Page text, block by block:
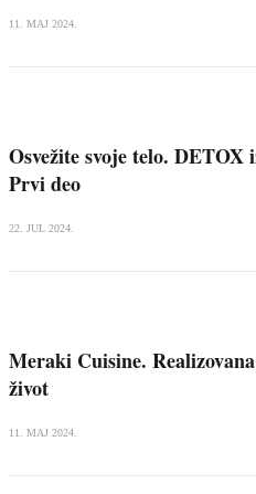
11. MAJ 2024.
Osvežite svoje telo.
Prvi deo
22. JUL 2024.
Meraki Cuisine.
život
11. MAJ 2024.